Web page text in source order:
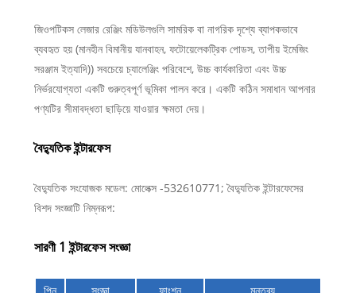
জিওপটিকস লেজার রেঞ্জিং মডিউলগুলি সামরিক বা নাগরিক দৃশ্যে ব্যাপকভাবে
ব্যবহৃত হয় (মানহীন বিমানীয় যানবাহন, ফটোয়েলেকট্রিক পোডস, তাপীয় ইমেজিং
সরঞ্জাম ইত্যাদি)) সবচেয়ে চ্যালেঞ্জিং পরিবেশে, উচ্চ কার্যকারিতা এবং উচ্চ
নির্ভরযোগ্যতা একটি গুরুত্বপূর্ণ ভূমিকা পালন করে। একটি কঠিন সমাধান আপনার
পণ্যটির সীমাবদ্ধতা ছাড়িয়ে যাওয়ার ক্ষমতা দেয়।
বৈদ্যুতিক ইন্টারফেস
বৈদ্যুতিক সংযোজক মডেল: মোলেক্স -532610771; বৈদ্যুতিক ইন্টারফেসের
বিশদ সংজ্ঞাটি নিম্নরূপ:
সারণী 1 ইন্টারফেস সংজ্ঞা